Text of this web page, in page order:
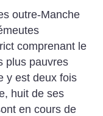
outre-Manche
comprenant le
plus pauvres
y est deux fois
huit de ses
en cours de